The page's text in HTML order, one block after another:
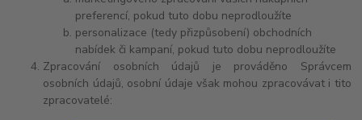
preferencí, pokud tuto dobu neprodloužíte
personalizace (tedy přizpůsobení) obchodních
nabídek či kampaní, pokud tuto dobu neprodloužíte
Zpracování osobních údajů je prováděno Správcem
osobních údajů, osobní údaje však mohou zpracovávat i tito
zpracovatelé: